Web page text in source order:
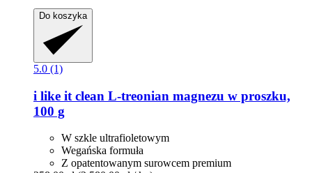
Do koszyka
5.0 (1)
i like it clean L-​treonian magnezu w proszku,
100 g
W szkle ultrafioletowym
Wegańska formuła
Z opatentowanym surowcem premium